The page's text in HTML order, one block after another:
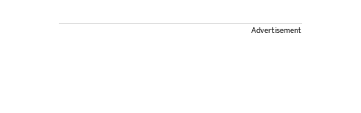
Advertisement